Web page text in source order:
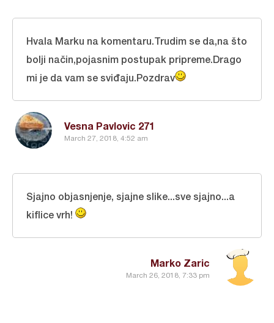
Vesna Pavlovic 271
March 27, 2018, 4:52 am
Hvala Marku na komentaru.Trudim se da,na što
bolji način,pojasnim postupak pripreme.Drago
mi je da vam se sviđaju.Pozdrav
Marko Zaric
March 26, 2018, 7:33 pm
Sjajno objasnjenje, sjajne slike...sve sjajno...a
kiflice vrh!